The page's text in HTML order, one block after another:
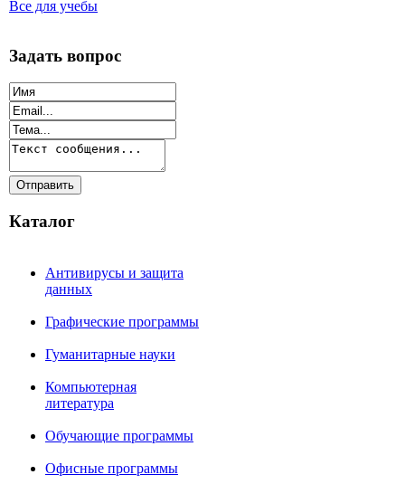
Все для учебы
Задать вопрос
Каталог
Антивирусы и защита
данных
Графические программы
Гуманитарные науки
Компьютерная
литература
Обучающие программы
Офисные программы